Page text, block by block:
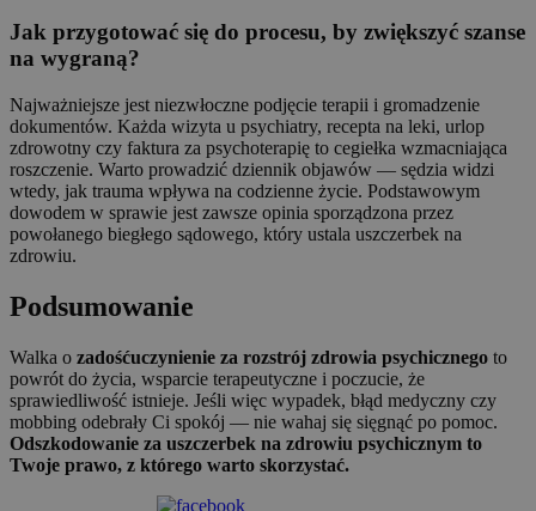
Jak przygotować się do procesu, by zwiększyć szanse
na wygraną?
Najważniejsze jest niezwłoczne podjęcie terapii i gromadzenie
dokumentów. Każda wizyta u psychiatry, recepta na leki, urlop
zdrowotny czy faktura za psychoterapię to cegiełka wzmacniająca
roszczenie. Warto prowadzić dziennik objawów — sędzia widzi
wtedy, jak trauma wpływa na codzienne życie. Podstawowym
dowodem w sprawie jest zawsze opinia sporządzona przez
powołanego biegłego sądowego, który ustala uszczerbek na
zdrowiu.
Podsumowanie
Walka o zadośćuczynienie za rozstrój zdrowia psychicznego to
powrót do życia, wsparcie terapeutyczne i poczucie, że
sprawiedliwość istnieje. Jeśli więc wypadek, błąd medyczny czy
mobbing odebrały Ci spokój — nie wahaj się sięgnąć po pomoc.
Odszkodowanie za uszczerbek na zdrowiu psychicznym to
Twoje prawo, z którego warto skorzystać.